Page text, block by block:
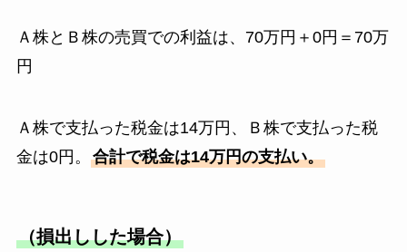
Ａ株とＢ株の売買での利益は、70万円＋0円＝70万
円
Ａ株で支払った税金は14万円、Ｂ株で支払った税
金は0円。 合計で税金は14万円の支払い。
（損出しした場合）